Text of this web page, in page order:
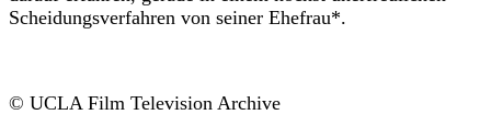
Scheidungsverfahren von seiner Ehefrau*.
© UCLA Film Television Archive